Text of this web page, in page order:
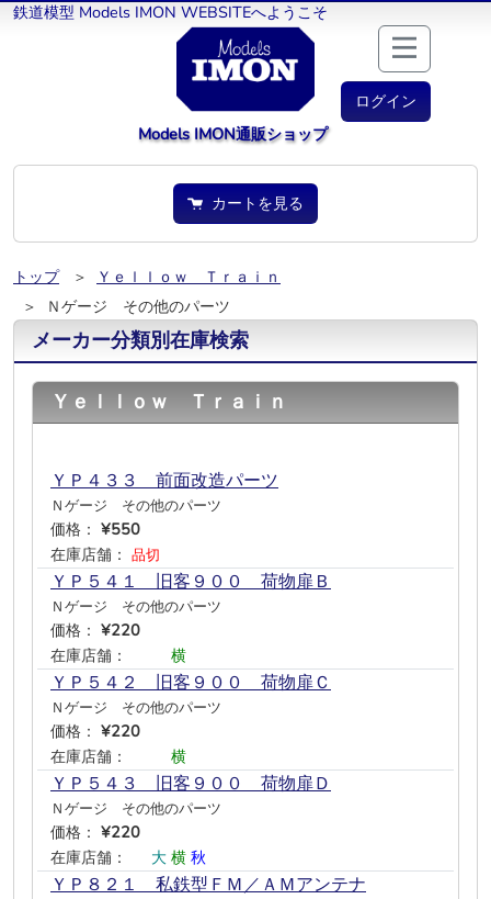
鉄道模型 Models IMON WEBSITEへようこそ
ログイン
Models IMON通販ショップ
カートを見る
トップ ＞
Ｙｅｌｌｏｗ Ｔｒａｉｎ
＞ Ｎゲージ その他のパーツ
メーカー分類別在庫検索
Ｙｅｌｌｏｗ Ｔｒａｉｎ
ＹＰ４３３ 前面改造パーツ
Ｎゲージ その他のパーツ
価格： ¥550
在庫店舗： 品切
ＹＰ５４１ 旧客９００ 荷物扉Ｂ
Ｎゲージ その他のパーツ
価格： ¥220
在庫店舗：
横
ＹＰ５４２ 旧客９００ 荷物扉Ｃ
Ｎゲージ その他のパーツ
価格： ¥220
在庫店舗：
横
ＹＰ５４３ 旧客９００ 荷物扉Ｄ
Ｎゲージ その他のパーツ
価格： ¥220
在庫店舗：
大 横 秋
ＹＰ８２１ 私鉄型ＦＭ／ＡＭアンテナ